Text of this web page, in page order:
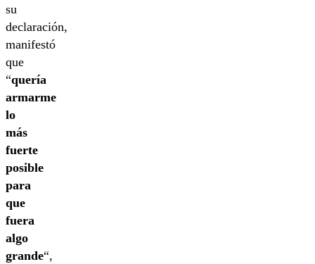
su
declaración,
manifestó
que
“quería
armarme
lo
más
fuerte
posible
para
que
fuera
algo
grande“,